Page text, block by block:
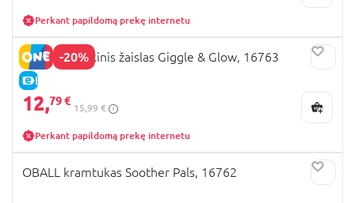
Perkant papildomą prekę internetu
-20%
E-KAINA
OBALL muzikinis žaislas Giggle & Glow, 16763
12,79 €
15,99 €
Perkant papildomą prekę internetu
OBALL kramtukas Soother Pals, 16762